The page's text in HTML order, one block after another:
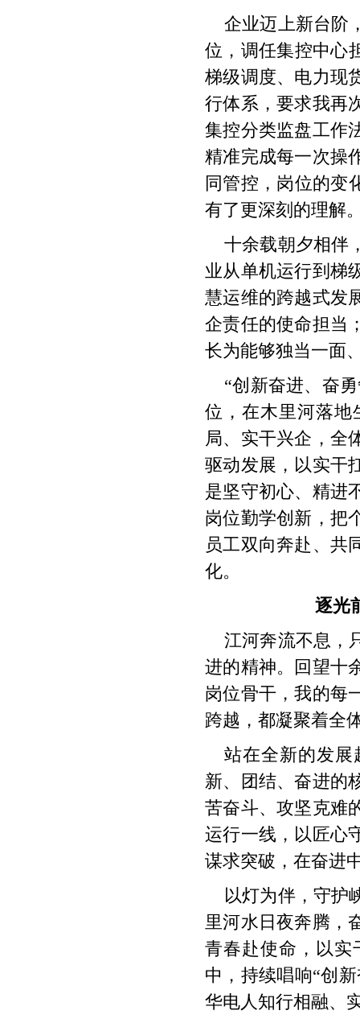
企业迈上新台阶
位，调任集控中心
梯级调度、电力现
行体系，要求我再
集控分类监盘工作
精准完成每一次操
同管控，岗位的变
有了更深刻的理解
十余载朝夕相伴
业从单机运行到梯
慧运维的跨越式发
企责任的使命担当
长为能够独当一面
“创新奋进、奋
位，在木里河落地
局、实干兴企，全
驱动发展，以实干
是坚守初心、精进
岗位勤学创新，把
员工双向奔赴、共
化。
逐光
江河奔流不息，
进的精神。回望十
岗位骨干，我的每
跨越，都凝聚着全
站在全新的发展
新、团结、奋进的
苦奋斗、攻坚克难
运行一线，以匠心
谋求突破，在奋进
以灯为伴，守护
里河水日夜奔腾，
青春赴使命，以实
中，持续唱响“创
华电人知行相融、